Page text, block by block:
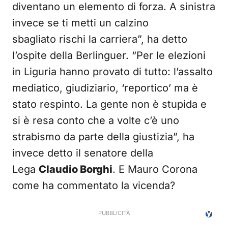
diventano un elemento di forza. A sinistra
invece se ti metti un calzino
sbagliato rischi la carriera”, ha detto
l’ospite della Berlinguer. “Per le elezioni
in Liguria hanno provato di tutto: l’assalto
mediatico, giudiziario, ‘reportico’ ma è
stato respinto. La gente non è stupida e
si è resa conto che a volte c’è uno
strabismo da parte della giustizia”, ha
invece detto il senatore della
Lega Claudio Borghi. E Mauro Corona
come ha commentato la vicenda?